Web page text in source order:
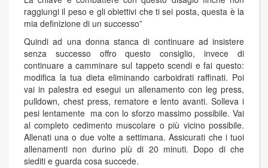
raggiungi il peso e gli obiettivi che ti sei posta, questa è la
mia definizione di un successo”
Quindi ad una donna stanca di continuare ad insistere
senza successo offro questo consiglio, invece di
continuare a camminare sul tappeto scendi e fai questo:
modifica la tua dieta eliminando carboidrati raffinati. Poi
vai in palestra ed esegui un allenamento con leg press,
pulldown, chest press, rematore e lento avanti. Solleva i
pesi lentamente ma con lo sforzo massimo possibile. Vai
al completo cedimento muscolare o più vicino possibile.
Allenati una o due volte a settimana. Assicurati che i tuoi
allenamenti non durino più di 20 minuti. Dopo di che
siediti e guarda cosa succede.